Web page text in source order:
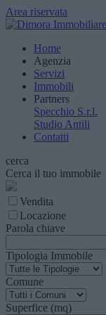
Area riservata
Home
Agenzia
Servizi
Immobili
Partners
Specchio S.r.l.
Studio Antili
Contatti
cerca
Cerca il tuo immobile
Vendita
Locazione
Parola chiave
Tipologia Immobile
Comune
Superfice (mq)